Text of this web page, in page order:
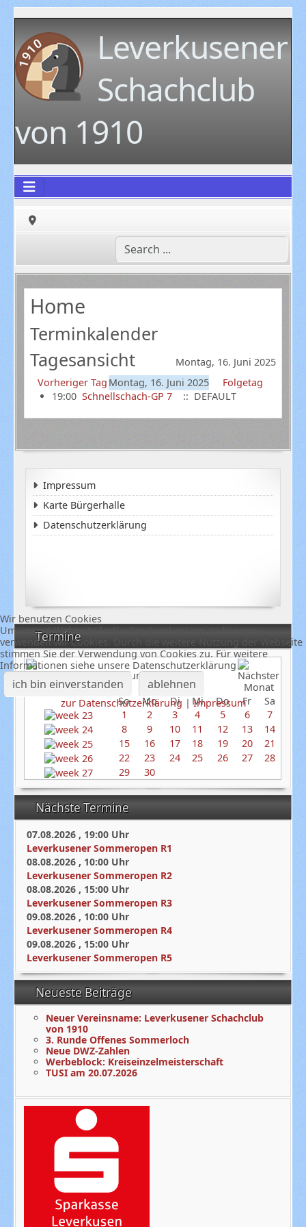
Leverkusener
Schachclub
von 1910
Termine
Juni 2025
So
Mo Di Mi Do Fr
Sa
1
2 3 4 5 6
7
8
9 10 11 12 13
14
15
16 17 18 19 20
21
22
23 24 25 26 27
28
29
30
Nächste Termine
07.08.2026 , 19:00 Uhr
Leverkusener Sommeropen R1
08.08.2026 , 10:00 Uhr
Leverkusener Sommeropen R2
08.08.2026 , 15:00 Uhr
Leverkusener Sommeropen R3
09.08.2026 , 10:00 Uhr
Leverkusener Sommeropen R4
09.08.2026 , 15:00 Uhr
Leverkusener Sommeropen R5
Neueste Beiträge
Neuer Vereinsname: Leverkusener Schachclub
von 1910
3. Runde Offenes Sommerloch
Neue DWZ-Zahlen
Werbeblock: Kreiseinzelmeisterschaft
TUSI am 20.07.2026
Home
Terminkalender
Tagesansicht
Montag, 16. Juni 2025
Vorheriger Tag Montag, 16. Juni 2025
Folgetag
19:00 Schnellschach-GP 7 :: DEFAULT
Impressum
Karte Bürgerhalle
Datenschutzerklärung
Wir benutzen Cookies
Um unsere Webseite fortlaufend verbessern zu können,
verwenden wir Cookies. Durch die weitere Nutzung der Webseite
stimmen Sie der Verwendung von Cookies zu. Für weitere
Informationen siehe unsere Datenschutzerklärung
ich bin einverstanden ablehnen
zur Datenschutzerklärung |Impressum